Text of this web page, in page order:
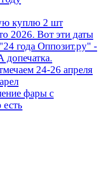
куплю 2 шт
2026. Вот эти даты
года Оппозит.ру" -
24-26 апреля
фары с